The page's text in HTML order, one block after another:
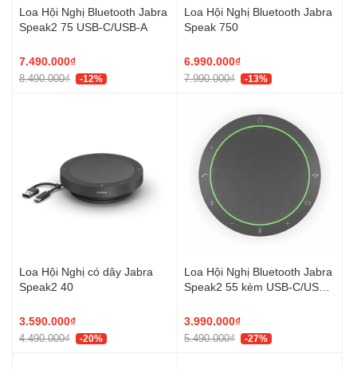
Loa Hội Nghị Bluetooth Jabra
Speak2 75 USB-C/USB-A
7.490.000₫
8.490.000₫ -12%
Loa Hội Nghị Bluetooth Jabra
Speak 750
6.990.000₫
7.990.000₫ -13%
Loa Hội Nghị có dây Jabra
Speak2 40
3.590.000₫
4.490.000₫ -20%
Loa Hội Nghị Bluetooth Jabra
Speak2 55 kèm USB-C/USB-
3.990.000₫
5.490.000₫ -27%